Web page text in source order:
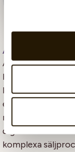
Anni Parent
, 17
Anni Parent är
hon jobbar med
kommunikation
en bakgrund
marknadsföring,
digital
komplexa